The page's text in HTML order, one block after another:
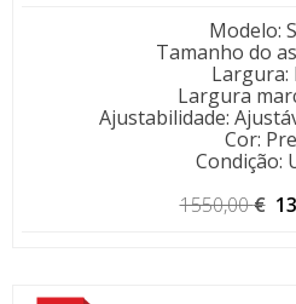
Modelo:
Tamanho do
Largura:
Largura
Ajustabilidade:
Cor:
Condição:
1550,00€ O